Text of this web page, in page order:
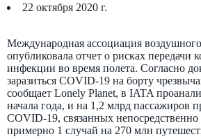
22 октября 2020 г.
Международная ассоциация
опубликовала отчет о рисках передачи
инфекции во время полета. Согласно
заразиться COVID-19 на борту
сообщает Lonely Planet, в IATA
начала года, и на 1,2 млрд пассажиров
COVID-19, связанных
примерно 1 случай на 270 млн